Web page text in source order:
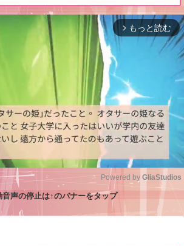
arrow_forward_ios もっと読む
Powered by GliaStudios
声の停止は↑のバナーをタップ